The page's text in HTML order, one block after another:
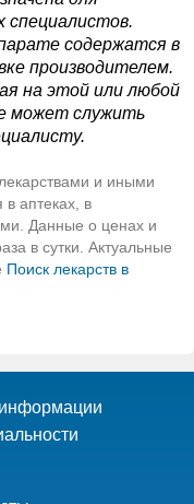
специалистов.
содержатся в
производителем.
на этой или любой
может служить
и иными
аптеках, в
Данные о ценах и
в сутки. Актуальные
Поиск лекарств в